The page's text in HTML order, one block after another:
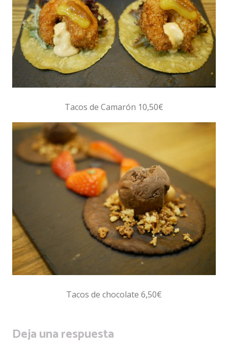
Tacos de Camarón 10,50€
Tacos de chocolate 6,50€
Deja una respuesta